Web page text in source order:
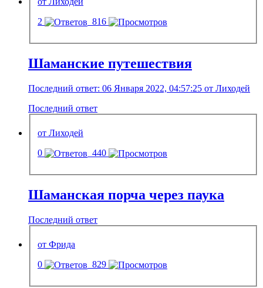
2
816
Шаманские путешествия
Последний ответ: 06 Января 2022, 04:57:25 от Лиходей
Последний ответ
от Лиходей
0
440
Шаманская порча через паука
Последний ответ
от Фрида
0
829